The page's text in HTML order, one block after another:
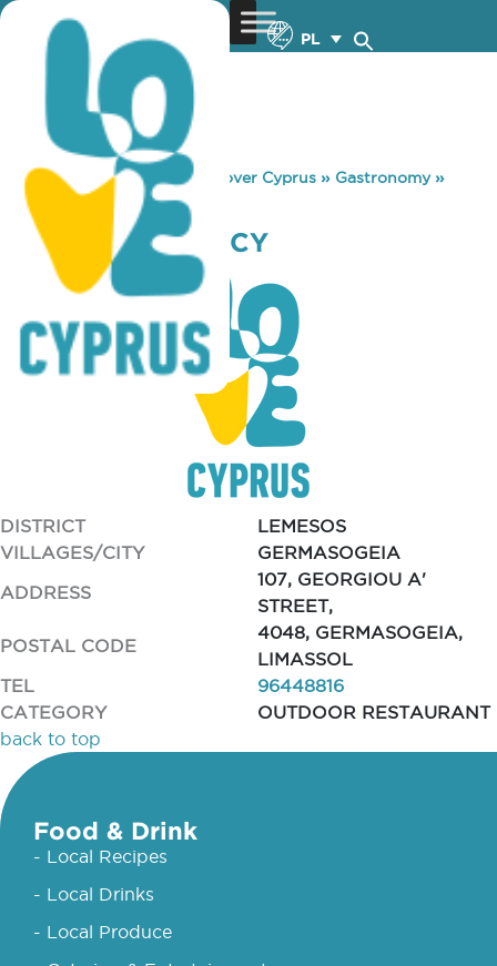
PL
You are here: Home »Discover Cyprus » Gastronomy»
THE SEABLINGS CY
THE SEABLINGS CY
DISTRICT
LEMESOS
VILLAGES/CITY
GERMASOGEIA
ADDRESS
107, GEORGIOU A'
STREET,
POSTAL CODE
4048, GERMASOGEIA,
LIMASSOL
TEL
96448816
CATEGORY
OUTDOOR RESTAURANT
back to top
Food & Drink
- Local Recipes
- Local Drinks
- Local Produce